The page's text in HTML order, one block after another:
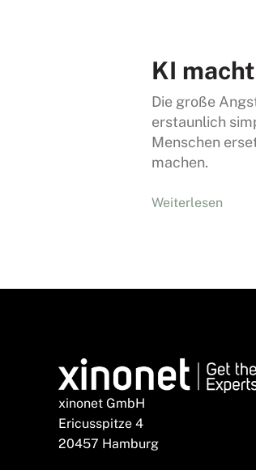
KI
Die große
erstaunlich
Menschen
machen.
Weiterlesen
xinonet GmbH
Ericusspitze 4
20457 Hamburg